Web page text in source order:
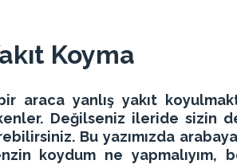
Koyma
araca yanlış yakıt
Değilseniz ileride sizin
Bu yazımızda
koydum ne yapmalıyım,